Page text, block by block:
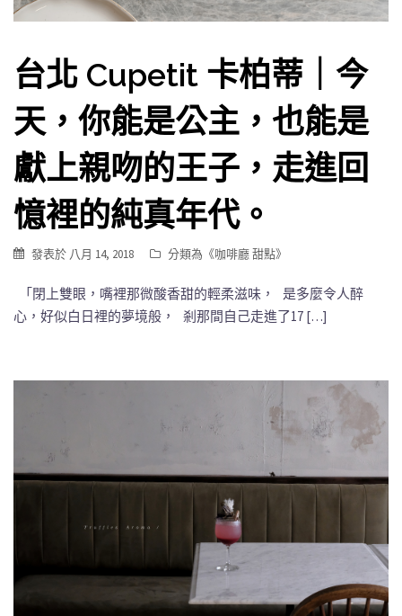
台北 Cupetit 卡柏蒂｜今
天，你能是公主，也能是
獻上親吻的王子，走進回
憶裡的純真年代。
發表於 八月 14, 2018 分類為《咖啡廳 甜點》
「閉上雙眼，嘴裡那微酸香甜的輕柔滋味， 是多麼令人醉
心，好似白日裡的夢境般， 剎那間自己走進了17 […]